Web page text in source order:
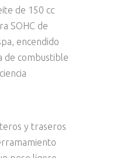
de 150 cc
SOHC de
encendido
de combustible
y traseros